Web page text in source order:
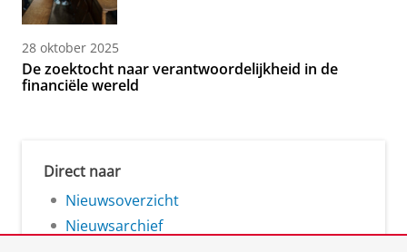
28 oktober 2025
De zoektocht naar verantwoordelijkheid in de
financiële wereld
Direct naar
Nieuwsoverzicht
Nieuwsarchief